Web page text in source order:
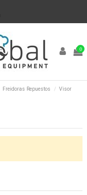
0
Freidoras Repuestos
Visor